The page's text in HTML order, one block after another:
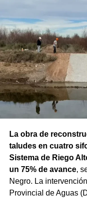
La obra de
taludes en cuatro
Sistema de Riego
un 75% de avance,
Negro. La
Provincial de Aguas